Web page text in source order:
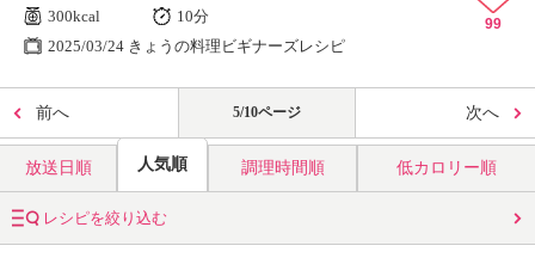
300kcal
10分
2025/03/24 きょうの料理ビギナーズレシピ
99
前へ 5/10ページ 次へ
放送日順 人気順 調理時間順 低カロリー順
レシピを絞り込む